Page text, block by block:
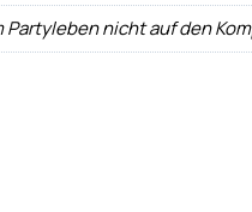
nicht auf den